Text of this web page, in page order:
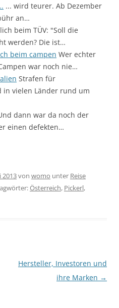
... wird teurer. Ab Dezember
an…
beim TÜV: "Soll die
werden? Die ist…
beim campen Wer echter
war noch nie…
Strafen für
in vielen Länder rund um
dann war da noch der
einen defekten…
2013von womo unter Reise
Österreich, Pickerl,
Hersteller, Investoren und
ihre Marken →